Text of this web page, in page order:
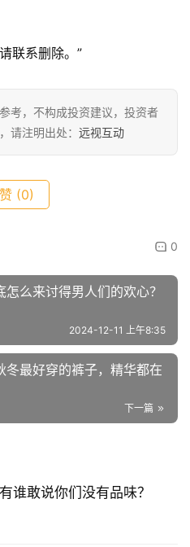
联系删除。”
考，不构成投资建议，投资者
请注明出处： 远视互动
赞 (0)
0
么来讨得男人们的欢心？
2024-12-11 上午8:35
最好穿的裤子，精华都在
下一篇
谁敢说你们没有品味？